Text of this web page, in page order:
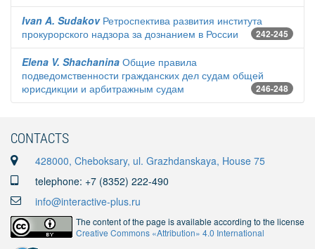
Ivan A. SudakovРетроспектива развития института
прокурорского надзора за дознанием в России
242-245
Elena V. Shachanina Общие правила
подведомственности гражданских дел судам общей
юрисдикции и арбитражным судам
246-248
CONTACTS
428000, Cheboksary, ul. Grazhdanskaya, House 75
telephone: +7 (8352) 222-490
info@interactive-plus.ru
The content of the page is available according to the license
Creative Commons «Attribution» 4.0 International